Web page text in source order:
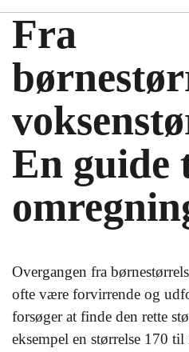
Fra
En guide
Overgangen fra
ofte være forvirrende og
forsøger at finde den rette
eksempel en størrelse 170